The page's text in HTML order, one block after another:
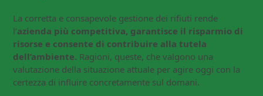
La corretta e consapevole gestione dei rifiuti rende
l’azienda più competitiva, garantisce il risparmio di
risorse e consente di contribuire alla tutela
dell’ambiente. Ragioni, queste, che valgono una
valutazione della situazione attuale per agire oggi con la
certezza di influire concretamente sul domani.